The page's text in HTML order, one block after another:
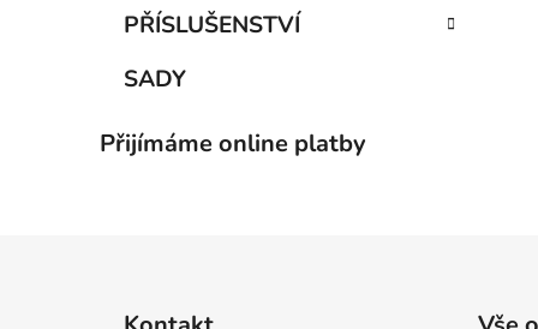
PŘÍSLUŠENSTVÍ
SADY
Přijímáme online platby